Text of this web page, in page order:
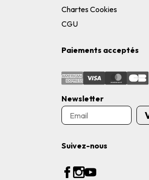
Chartes Cookies
CGU
Paiements acceptés
Newsletter
Suivez-nous